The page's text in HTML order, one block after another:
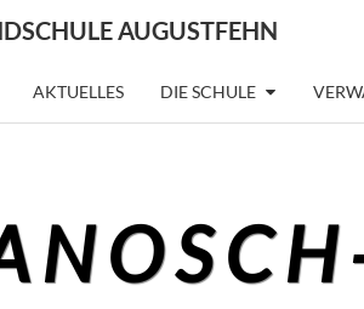
AUGUSTFEHN
AKTUELLES DIE SCHULE